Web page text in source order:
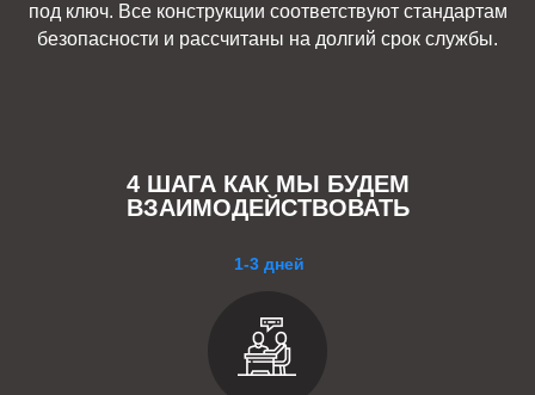
под ключ. Все конструкции соответствуют стандартам
безопасности и рассчитаны на долгий срок службы.
4 ШАГА КАК МЫ БУДЕМ
ВЗАИМОДЕЙСТВОВАТЬ
1-3 дней